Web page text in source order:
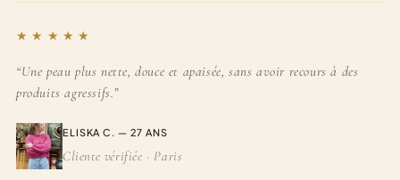
★ ★ ★ ★ ★
“Une peau plus nette, douce et apaisée, sans avoir recours à des
produits agressifs.”
ELISKA C. — 27 ANS
Cliente vérifiée · Paris